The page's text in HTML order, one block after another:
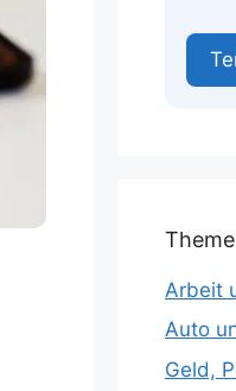
Arbeit
Auto
Geld,